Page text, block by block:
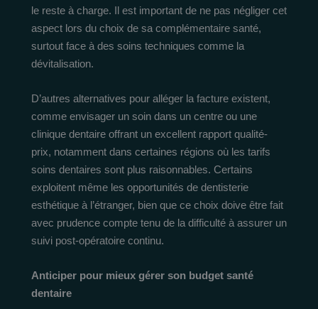
le reste à charge. Il est important de ne pas négliger cet
aspect lors du choix de sa complémentaire santé,
surtout face à des soins techniques comme la
dévitalisation.
D’autres alternatives pour alléger la facture existent,
comme envisager un soin dans un centre ou une
clinique dentaire offrant un excellent rapport qualité-
prix, notamment dans certaines régions où les tarifs
soins dentaires sont plus raisonnables. Certains
exploitent même les opportunités de dentisterie
esthétique à l’étranger, bien que ce choix doive être fait
avec prudence compte tenu de la difficulté à assurer un
suivi post-opératoire continu.
Anticiper pour mieux gérer son budget santé
dentaire